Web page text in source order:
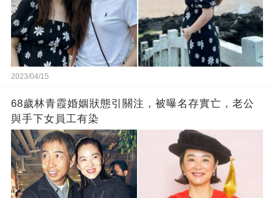
2023/04/15
68歲林青霞婚姻狀態引關注，被曝名存實亡，老公
與手下女員工有染